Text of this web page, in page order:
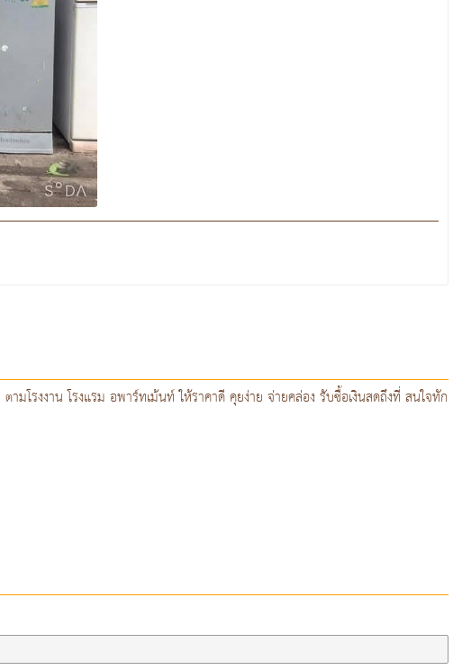
มโรงงาน โรงแรม อพาร์ทเม้นท์ ให้ราคาดี คุยง่าย จ่ายคล่อง รับซื้อเงินสดถึงที่ สนใจทัก